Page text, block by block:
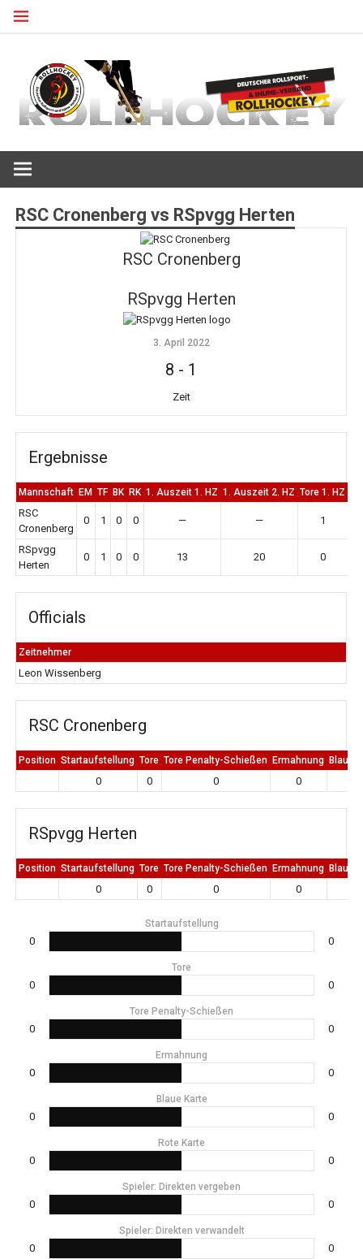
Zum
RSC Cronenberg vs RSpvgg Herten
RSC Cronenberg
RSpvgg Herten
3. April 2022
8 - 1
Zeit
Ergebnisse
Mannschaft EM TF BK RK 1. Auszeit 1. HZ 1. Auszeit 2. HZ Tore 1. HZ
RSC
Cronenberg
0 1 0 0 — — 1
RSpvgg
Herten
0 1 0 0 13 20 0
Officials
Zeitnehmer
Leon Wissenberg
RSC Cronenberg
Position Startaufstellung Tore Tore Penalty-Schießen Ermahnung Blaue
0 0 0 0
RSpvgg Herten
Position Startaufstellung Tore Tore Penalty-Schießen Ermahnung Blaue
0 0 0 0
Startaufstellung
0 0
Tore
0 0
Tore Penalty-Schießen
0 0
Ermahnung
0 0
Blaue Karte
0 0
Rote Karte
0 0
Spieler: Direkten vergeben
0 0
Spieler: Direkten verwandelt
0 0